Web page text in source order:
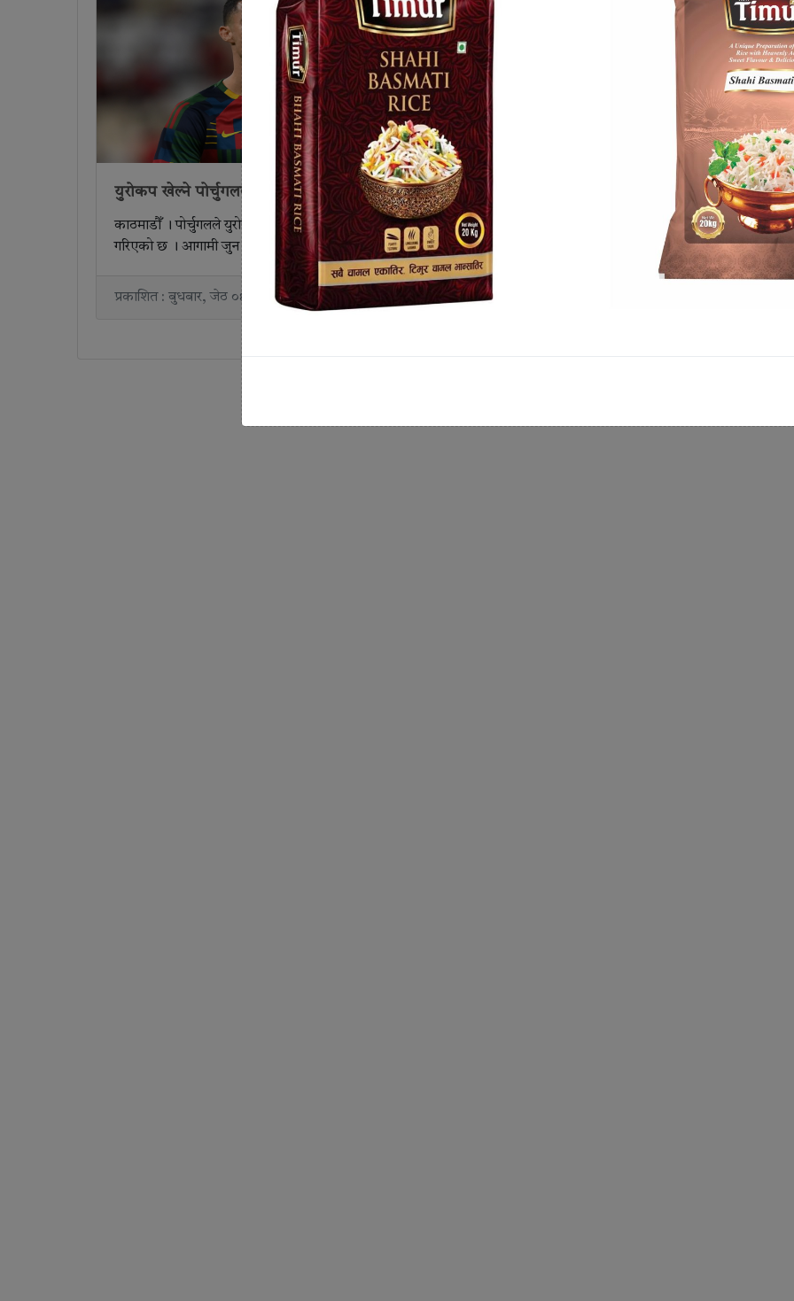
युरोकप खेल्ने पोर्चुगलको टिम घोषणा
काठमाडौँ । पोर्चुगलले युरोकप २०२४ मा खेल्ने टिमको घोषणा
गरिएको छ । आगामी जुन १४
प्रकाशित : बुधबार, जेठ ०९, २०८१
विन्डवार्ड्ससँग अन्तिम खेलमा नेपाल पराजित
काठमाडौँ । नेपाल अभ्यास खेलमा विन्डवार्ड्स भोल्क्यानोजसँग
तेस्रो खेलमा पराजित भएको छ । गएराती सम्पन्न
प्रकाशित : आइतबार, जेठ ०६, २०८१